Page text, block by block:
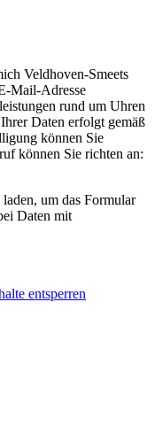
Veldhoven-Smeets
Mail-Adresse
rund um Uhren
Daten erfolgt gemäß
können Sie
können Sie richten an:
laden, um das Formular
Daten mit
entsperren